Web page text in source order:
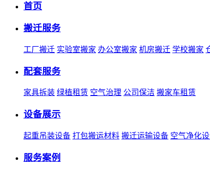
首页
搬迁服务
工厂搬迁 实验室搬家 办公室搬家 机房搬迁 学校搬家
配套服务
家具拆装 绿植租赁 空气治理 公司保洁 搬家车租赁
设备展示
起重吊装设备 打包搬运材料 搬迁运输设备 空气净化
服务案例